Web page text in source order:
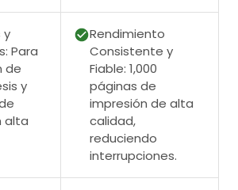
y
Para
de
y
alta
Rendimiento
Consistente y
Fiable: 1,000
páginas de
impresión de alta
calidad,
reduciendo
interrupciones.